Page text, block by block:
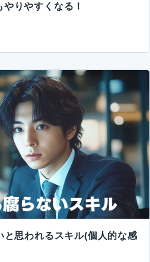
りやすくなる！
思われるスキル(個人的な感